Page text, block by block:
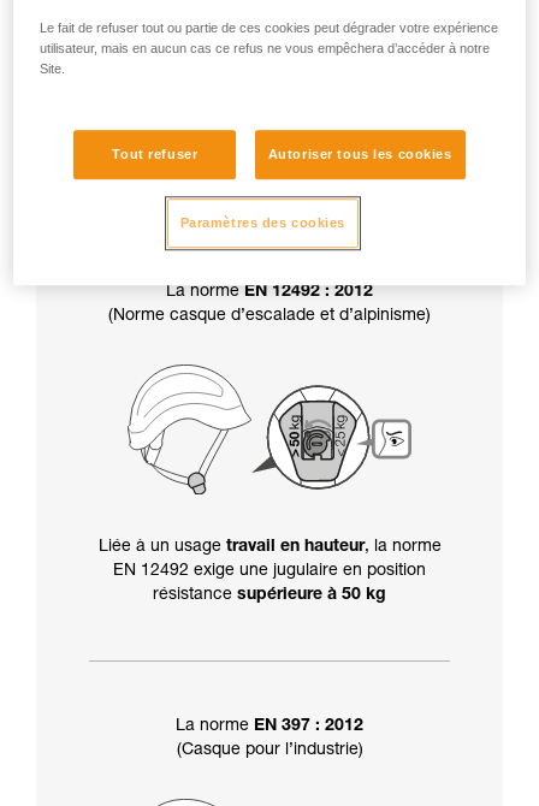
jugulairedétermine aussi la certificationde
votre casque :
La norme EN 12492 : 2012
(Norme casque d’escalade et d’alpinisme)
Liée à un usage travail en hauteur, la norme
EN 12492 exige une jugulaire en position
résistance supérieure à 50 kg
La norme EN 397 : 2012
(Casque pour l’industrie)
Le fait de refuser tout ou partie de ces cookies peut dégrader votre expérience
utilisateur, mais en aucun cas ce refus ne vous empêchera d’accéder à notre
Site.
Tout refuser Autoriser tous les cookies
Paramètres des cookies